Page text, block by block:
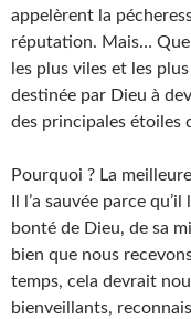
appelèrent la
réputation. Mais…
les plus viles et les
destinée par Dieu à
des principales étoiles
Pourquoi ? La
Il l’a sauvée parce
bonté de Dieu, de sa
bien que nous
temps, cela devrait
bienveillants,